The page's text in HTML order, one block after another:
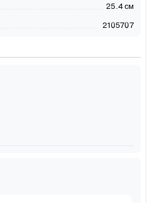
25.4 см
2105707